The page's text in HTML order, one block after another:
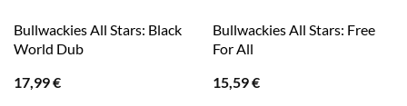
Bullwackies All Stars: Black
World Dub
17,99€
Bullwackies All Stars: Free
For All
15,59€